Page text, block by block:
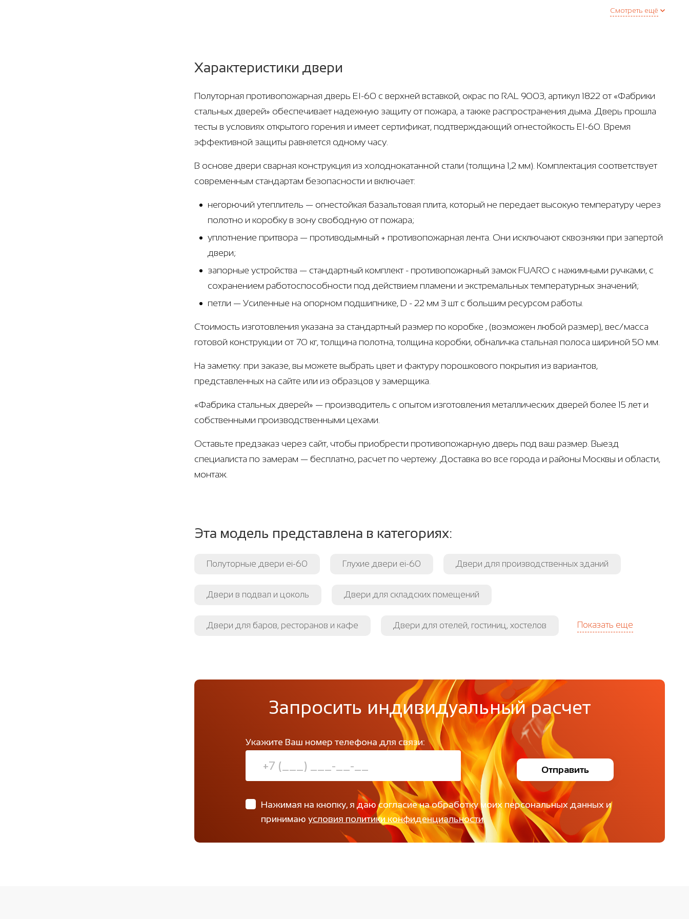
Смотреть ещё
Характеристики двери
Полуторная противопожарная дверь EI-60 с верхней вставкой, окрас по RAL 9003, артикул 1822 от «Фабрики
стальных дверей» обеспечивает надежную защиту от пожара, а также распространения дыма. Дверь прошла
тесты в условиях открытого горения и имеет сертификат, подтверждающий огнестойкость EI-60. Время
эффективной защиты равняется одному часу.
В основе двери сварная конструкция из холоднокатанной стали (толщина 1,2 мм). Комплектация соответствует
современным стандартам безопасности и включает:
негорючий утеплитель — огнестойкая базальтовая плита, который не передает высокую температуру через
полотно и коробку в зону свободную от пожара;
уплотнение притвора — противодымный + противопожарная лента. Они исключают сквозняки при запертой
двери;
запорные устройства — стандартный комплект - противопожарный замок FUARO с нажимными ручками, с
сохранением работоспособности под действием пламени и экстремальных температурных значений;
петли — Усиленные на опорном подшипнике, D - 22 мм 3 шт с большим ресурсом работы.
Стоимость изготовления указана за стандартный размер по коробке , (возможен любой размер), вес/масса
готовой конструкции от 70 кг, толщина полотна, толщина коробки, обналичка стальная полоса шириной 50 мм.
На заметку: при заказе, вы можете выбрать цвет и фактуру порошкового покрытия из вариантов,
представленных на сайте или из образцов у замерщика.
«Фабрика стальных дверей» — производитель с опытом изготовления металлических дверей более 15 лет и
собственными производственными цехами.
Оставьте предзаказ через сайт, чтобы приобрести противопожарную дверь под ваш размер. Выезд
специалиста по замерам — бесплатно, расчет по чертежу. Доставка во все города и районы Москвы и области,
монтаж.
Эта модель представлена в категориях:
Полуторные двери ei-60 Глухие двери ei-60 Двери для производственных зданий
Двери в подвал и цоколь Двери для складских помещений
Двери для баров, ресторанов и кафе Двери для отелей, гостиниц, хостелов Показать еще
Запросить индивидуальный расчет
Укажите Ваш номер телефона для связи:
Отправить
Нажимая на кнопку, я даю согласие на обработку моих персональных данных и
принимаю условия политики конфиденциальности.